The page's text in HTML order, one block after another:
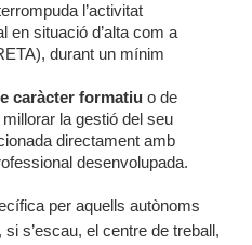
l’activitat
en situació d’alta com a
durant un mínim
caràcter formatiu o de
la gestió del seu
directament amb
desenvolupada.
per aquells autònoms
s’escau, el centre de treball,